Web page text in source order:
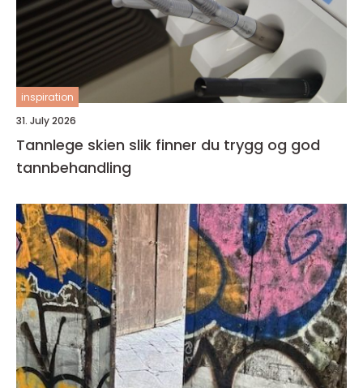
inspiration
31. July 2026
Tannlege skien slik finner du trygg og god
tannbehandling